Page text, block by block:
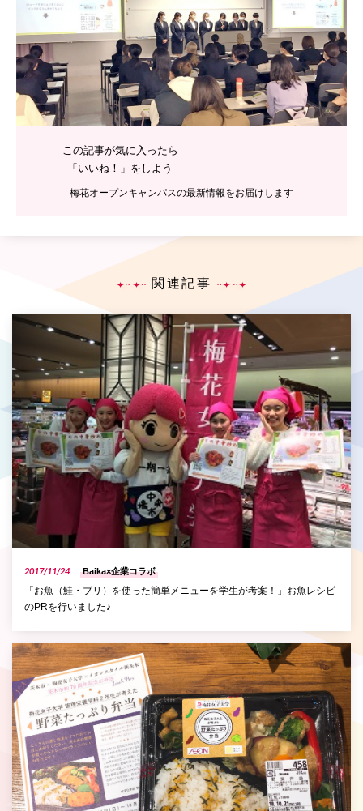
この記事が気に入ったら
「いいね！」をしよう
梅花オープンキャンパスの最新情報をお届けします
関連記事
2017/11/24 Baika×企業コラボ
「お魚（鮭・ブリ）を使った簡単メニューを学生が考案！」お魚レシピ
のPRを行いました♪